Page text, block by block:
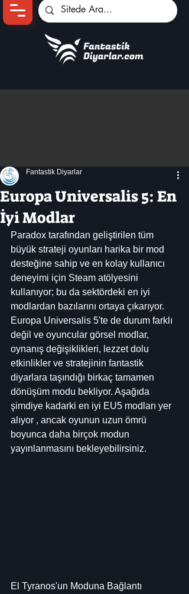
Black Desert
Dizi-Film Haberleri
Europa Universalis 5: En
İyi Modlar
Fantastik Diyarlar
Paradox tarafından geliştirilen tüm
büyük strateji oyunları harika bir mod
desteğine sahip ve en kolay kullanıcı
deneyimi için Steam atölyesini
kullanıyor; bu da sektördeki en iyi
modlardan bazılarını ortaya çıkarıyor.
Europa Universalis 5'te de durum farklı
değil ve oyuncular görsel modlar,
oynanış değişiklikleri, lezzet dolu
etkinlikler ve stratejinin fantastik
diyarlara taşındığı birkaç tamamen
dönüşüm modu bekliyor. Aşağıda
şimdiye kadarki en iyi EU5 modları yer
alıyor , ancak oyunun uzun ömrü
boyunca daha birçok modun
yayınlanmasını bekleyebilirsiniz.
El Tyranos'un Moduna Bağlantı